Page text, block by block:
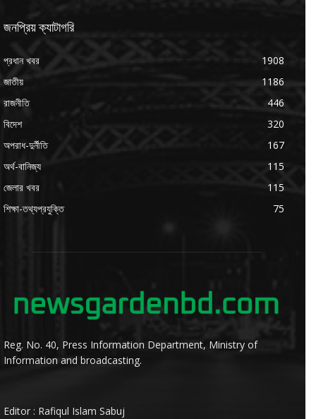
জনপ্রিয় ক্যাটাগরি
প্রধান খবর
1908
জাতীয়
1186
রাজনীতি
446
বিদেশ
320
অপরাধ-দুর্নীতি
167
অর্থ-বানিজ্য
115
জেলার খবর
115
শিক্ষা-তথ্যপ্রযুক্তি
75
Reg. No. 40, Press Information Department, Ministry of
Information and broadcasting.
Editor : Rafiqul Islam Sabuj